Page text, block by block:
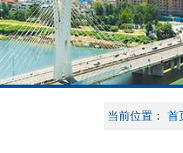
当前位置： 首